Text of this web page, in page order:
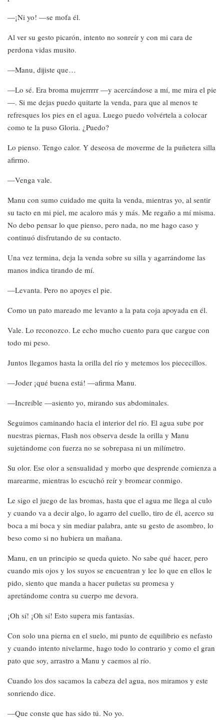
—¡Ni yo! —se mofa él.
Al ver su gesto picarón, intento no sonreír y con mi cara de
perdona vidas musito.
—Manu, dijiste que…
—Lo sé. Era broma mujerrrrr —y acercándose a mí, me mira el pie
—. Si me dejas puedo quitarte la venda, para que al menos te
refresques los pies en el agua. Luego puedo volvértela a colocar
como te la puso Gloria. ¿Puedo?
Lo pienso. Tengo calor. Y deseosa de moverme de la puñetera silla
afirmo.
—Venga vale.
Manu con sumo cuidado me quita la venda, mientras yo, al sentir
su tacto en mi piel, me acaloro más y más. Me regaño a mí misma.
No debo pensar lo que pienso, pero nada, no me hago caso y
continuó disfrutando de su contacto.
Una vez termina, deja la venda sobre su silla y agarrándome las
manos indica tirando de mí.
—Levanta. Pero no apoyes el pie.
Como un pato mareado me levanto a la pata coja apoyada en él.
Vale. Lo reconozco. Le echo mucho cuento para que cargue con
todo mi peso.
Juntos llegamos hasta la orilla del río y metemos los piececillos.
—Joder ¡qué buena está! —afirma Manu.
—Increíble —asiento yo, mirando sus abdominales.
Seguimos caminando hacia el interior del río. El agua sube por
nuestras piernas, Flash nos observa desde la orilla y Manu
sujetándome con fuerza no se sobrepasa ni un milímetro.
Su olor. Ese olor a sensualidad y morbo que desprende comienza a
marearme, mientras lo escuchó reír y bromear conmigo.
Le sigo el juego de las bromas, hasta que el agua me llega al culo
y cuando va a decir algo, lo agarro del cuello, tiro de él, acerco su
boca a mi boca y sin mediar palabra, ante su gesto de asombro, lo
beso como si no hubiera un mañana.
Manu, en un principio se queda quieto. No sabe qué hacer, pero
cuando mis ojos y los suyos se encuentran y lee lo que en ellos le
pido, siento que manda a hacer puñetas su promesa y
apretándome contra su cuerpo me devora.
¡Oh sí! ¡Oh sí! Esto supera mis fantasías.
Con solo una pierna en el suelo, mi punto de equilibrio es nefasto
y cuando intento nivelarme, hago todo lo contrario y como el gran
pato que soy, arrastro a Manu y caemos al río.
Cuando los dos sacamos la cabeza del agua, nos miramos y este
sonriendo dice.
—Que conste que has sido tú. No yo.